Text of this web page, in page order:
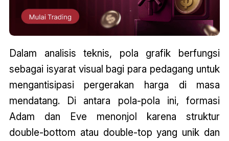
Dalam analisis teknis, pola grafik berfungsi
sebagai isyarat visual bagi para pedagang untuk
mengantisipasi pergerakan harga di masa
mendatang. Di antara pola-pola ini, formasi
Adam dan Eve menonjol karena struktur
double-bottom atau double-top yang unik dan